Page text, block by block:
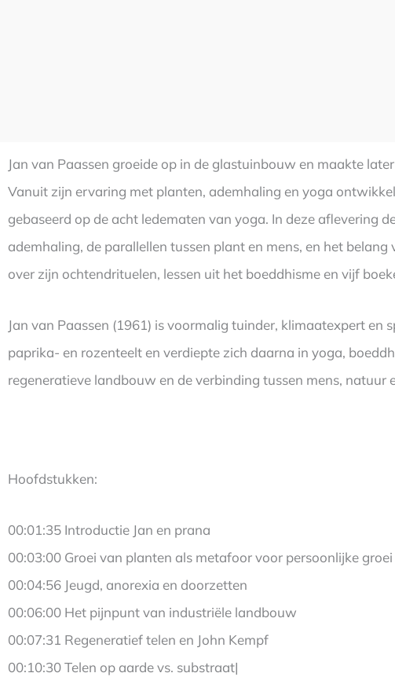
Jan van Paassen groeide op in de glastuinbouw en maakte
Vanuit zijn ervaring met planten, ademhaling en yoga
gebaseerd op de acht ledematen van yoga. In deze aflevering
ademhaling, de parallellen tussen plant en mens, en het
over zijn ochtendrituelen, lessen uit het boeddhisme en vijf
Jan van Paassen (1961) is voormalig tuinder, klimaatexpert en
paprika- en rozenteelt en verdiepte zich daarna in yoga,
regeneratieve landbouw en de verbinding tussen mens, natuur
Hoofdstukken:
00:01:35 Introductie Jan en prana
00:03:00 Groei van planten als metafoor voor persoonlijke groei
00:04:56 Jeugd, anorexia en doorzetten
00:06:00 Het pijnpunt van industriële landbouw
00:07:31 Regeneratief telen en John Kempf
00:10:30 Telen op aarde vs. substraat|